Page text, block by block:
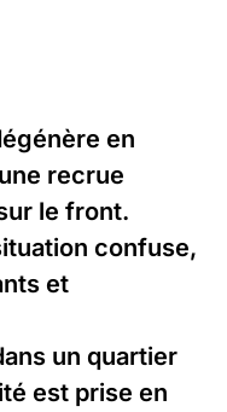
en
recrue
le front.
confuse,
et
un quartier
est prise en